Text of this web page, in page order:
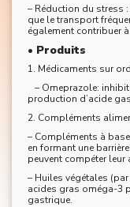
– Réduction du stress
que le transport
également contribuer
• Produits
1. Médicaments sur
– Omeprazole:
production d’acide
2. Compléments
– Compléments à
en formant une
peuvent compéter leur
– Huiles végétales
acides gras oméga-3
gastrique.